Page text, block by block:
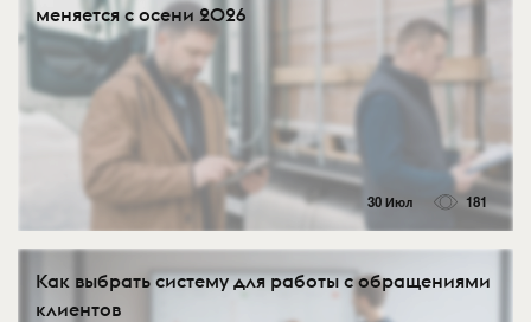
меняется с осени 2026
30 Июл 181
Как выбрать систему для работы с обращениями
клиентов